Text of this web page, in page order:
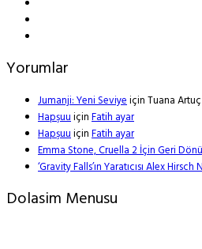
Yorumlar
Jumanji: Yeni SeviyeiçinTuana Artuç
HapşuuiçinFatih ayar
HapşuuiçinFatih ayar
Emma Stone, Cruella 2 İçin Geri
‘Gravity Falls’ın Yaratıcısı Alex Hirsch
Dolasim Menusu